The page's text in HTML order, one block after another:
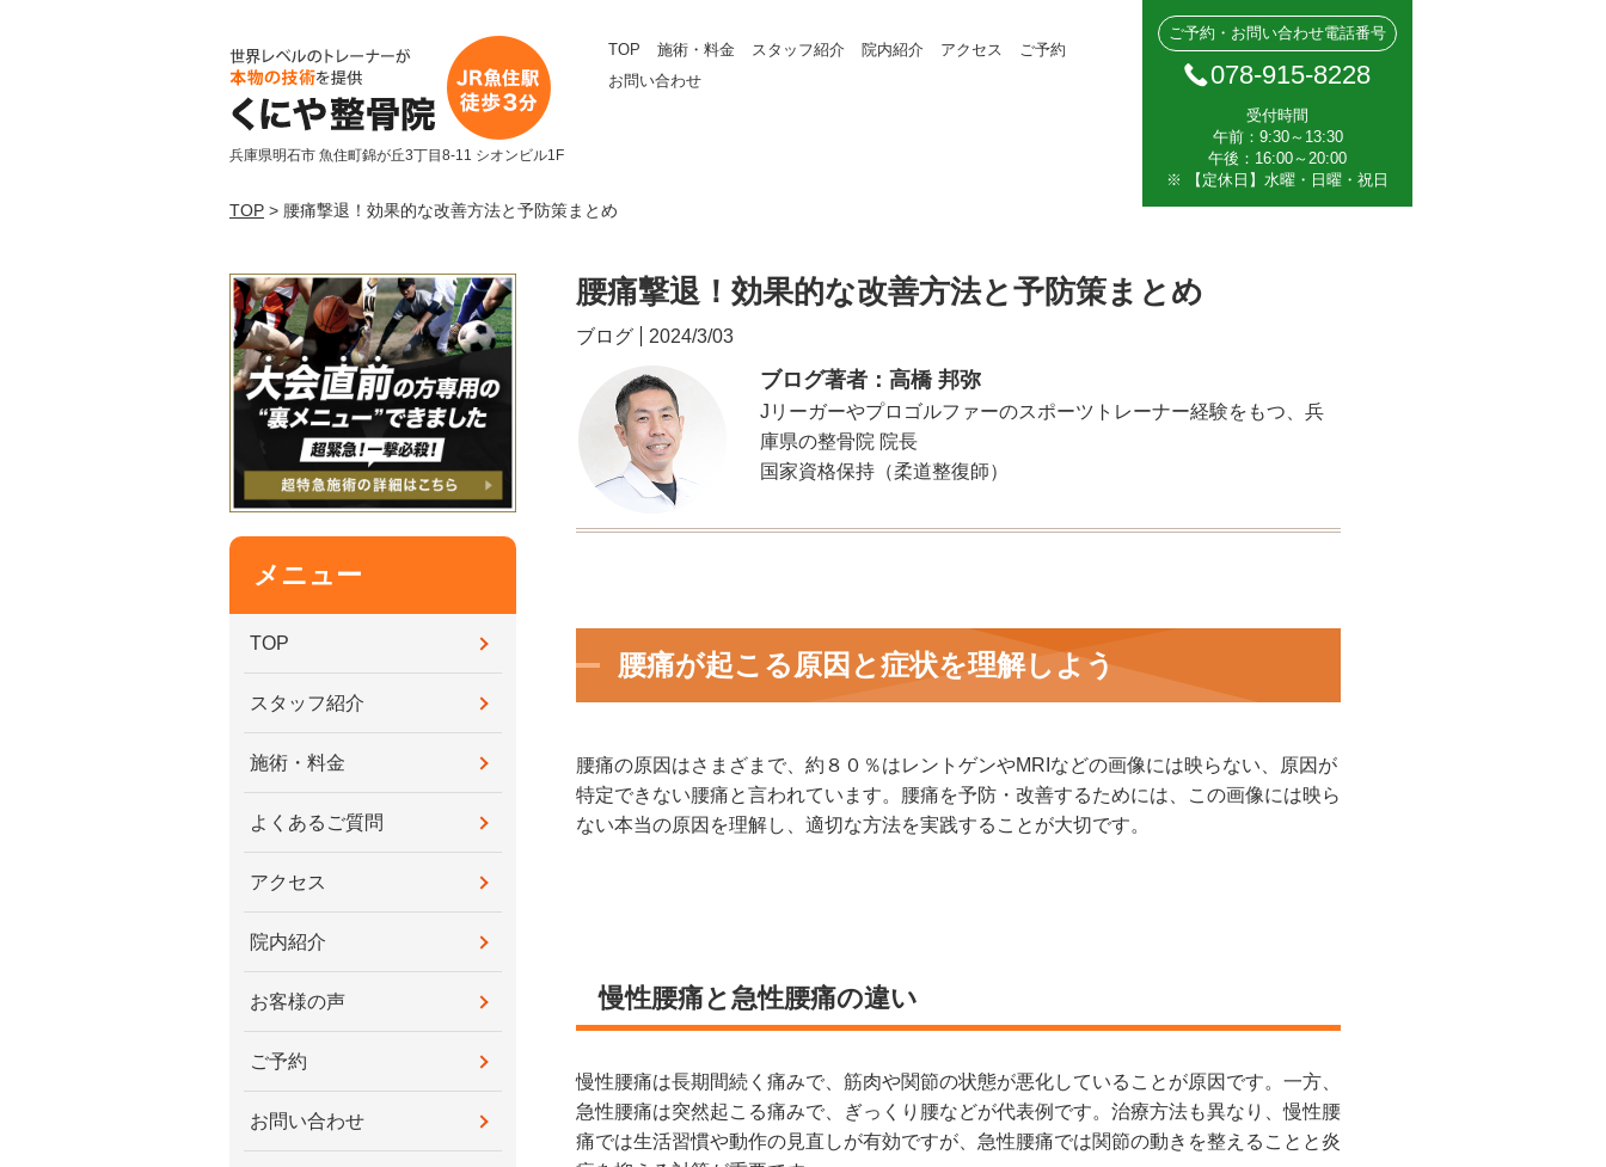
兵庫県明石市 魚住町錦が丘3丁目8-11 シオンビル1F
TOP 施術・料金 スタッフ紹介 院内紹介 アクセス
ご予約
お問い合わせ
ご予約・お問い合わせ電話番号
078-915-8228
受付時間
午前：9:30～13:30
午後：16:00～20:00
※ 【定休日】水曜・日曜・祝日
TOP > 腰痛撃退！効果的な改善方法と予防策まとめ
腰痛撃退！効果的な改善方法と予防策まとめ
ブログ 2024/3/03
ブログ著者：高橋 邦弥
Jリーガーやプロゴルファーのスポーツトレーナー経験をもつ、兵
庫県の整骨院 院長
国家資格保持（柔道整復師）
腰痛が起こる原因と症状を理解しよう
腰痛の原因はさまざまで、 約８０％はレントゲンやMRIなどの画像には映らない、原因が
特定できない腰痛と言われています。 腰痛を予防・改善するためには、この画像には映ら
ない本当の原因を理解し、適切な方法を実践することが大切です。
慢性腰痛と急性腰痛の違い
慢性腰痛は長期間続く痛みで、筋肉や関節の状態が悪化していることが原因です。一方、
急性腰痛は突然起こる痛みで、ぎっくり腰などが代表例です。治療方法も異なり、慢性腰
痛では生活習慣や動作の見直しが有効ですが、急性腰痛では関節の動きを整えることと炎
メニュー
TOP
スタッフ紹介
施術・料金
よくあるご質問
アクセス
院内紹介
お客様の声
ご予約
お問い合わせ